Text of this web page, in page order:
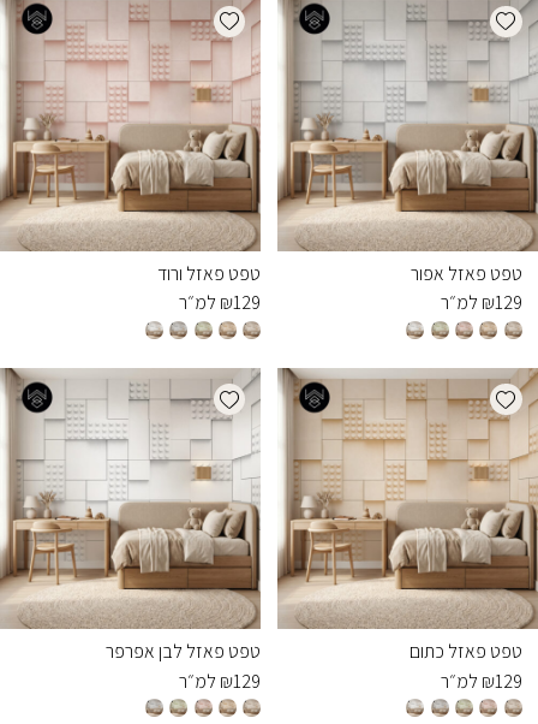
Add wishlist
טפט פאזל אפור
₪129 למ״ר
Add wishlist
טפט פאזל ורוד
₪129 למ״ר
Add wishlist
טפט פאזל כתום
₪129 למ״ר
Add wishlist
טפט פאזל לבן אפרפר
₪129 למ״ר